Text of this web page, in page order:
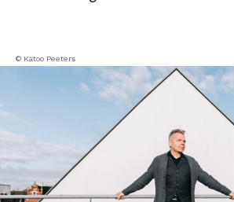
© Katoo Peeters